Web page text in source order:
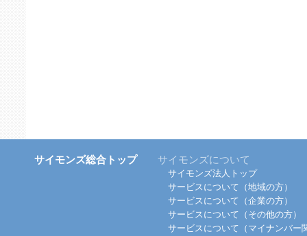
サイモンズ総合トップ サイモンズについて
サイモンズ法人トップ
サービスについて（地域の方）
サービスについて（企業の方）
サービスについて（その他の方）
サービスについて（マイナンバー